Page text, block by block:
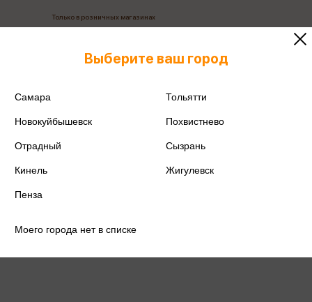
Только в розничных магазинах
Все товары производителя
Выберите ваш город
Самара Тольятти
Новокуйбышевск Похвистнево
Отрадный Сызрань
Кинель Жигулевск
Пенза
Моего города нет в списке